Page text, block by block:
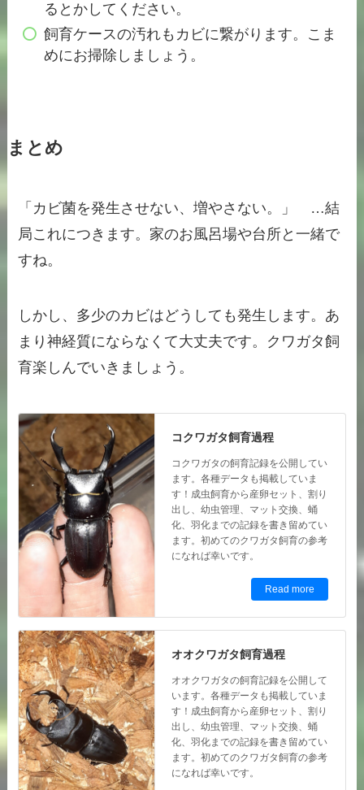
るとかしてください。
飼育ケースの汚れもカビに繋がります。こま
めにお掃除しましょう。
まとめ
「カビ菌を発生させない、増やさない。」 …結
局これにつきます。家のお風呂場や台所と一緒で
すね。
しかし、多少のカビはどうしても発生します。あ
まり神経質にならなくて大丈夫です。クワガタ飼
育楽しんでいきましょう。
コクワガタ飼育過程
コクワガタの飼育記録を公開してい
ます。各種データも掲載していま
す！成虫飼育から産卵セット、割り
出し、幼虫管理、マット交換、蛹
化、羽化までの記録を書き留めてい
ます。初めてのクワガタ飼育の参考
になれば幸いです。
Read more
オオクワガタ飼育過程
オオクワガタの飼育記録を公開して
います。各種データも掲載していま
す！成虫飼育から産卵セット、割り
出し、幼虫管理、マット交換、蛹
化、羽化までの記録を書き留めてい
ます。初めてのクワガタ飼育の参考
になれば幸いです。